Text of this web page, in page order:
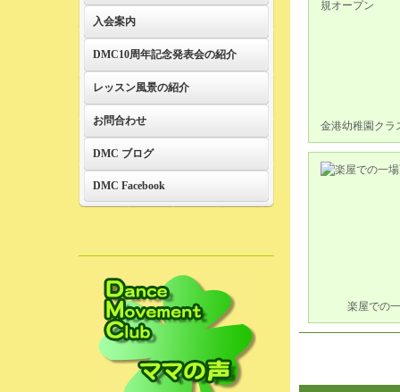
金港幼稚園ク
ープン
楽屋での
入会案内
DMC10周年記念発表会の紹介
レッスン風景の紹介
お問合わせ
DMC ブログ
DMC Facebook